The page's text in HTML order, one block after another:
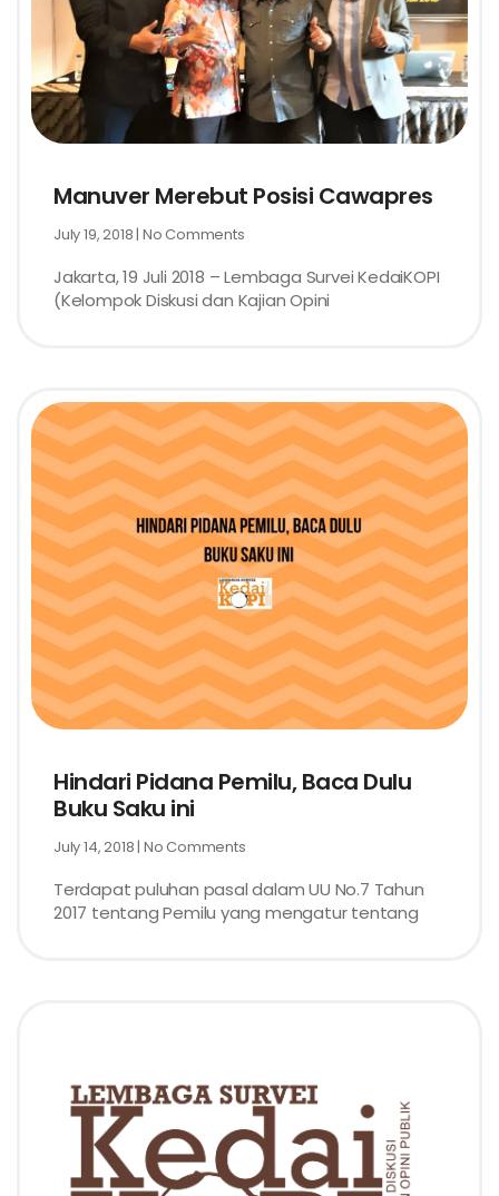
Manuver Merebut Posisi Cawapres
July 19, 2018 No Comments
Jakarta, 19 Juli 2018 – Lembaga Survei KedaiKOPI
(Kelompok Diskusi dan Kajian Opini
Hindari Pidana Pemilu, Baca Dulu
Buku Saku ini
July 14, 2018 No Comments
Terdapat puluhan pasal dalam UU No.7 Tahun
2017 tentang Pemilu yang mengatur tentang